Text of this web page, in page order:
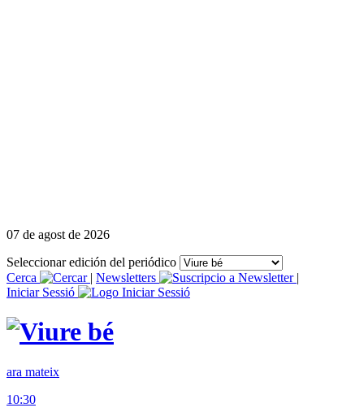
07 de agost de 2026
Seleccionar edición del periódico
Cerca
| Newsletters
|
Iniciar Sessió
ara mateix
10:30